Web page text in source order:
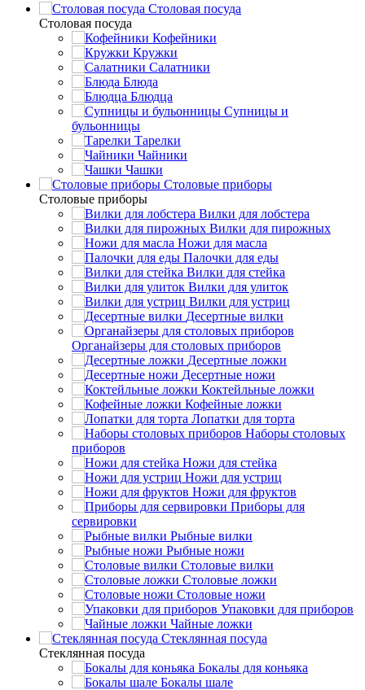
Столовая посуда
Столовая посуда
Кофейники
Кружки
Салатники
Блюда
Блюдца
Супницы и
бульонницы
Тарелки
Чайники
Чашки
Cтоловые приборы
Cтоловые приборы
Вилки для лобстера
Вилки для пирожных
Ножи для масла
Палочки для еды
Вилки для стейка
Вилки для улиток
Вилки для устриц
Десертные вилки
Органайзеры для столовых приборов
Десертные ложки
Десертные ножи
Коктейльные ложки
Кофейные ложки
Лопатки для торта
Наборы столовых
приборов
Ножи для стейка
Ножи для устриц
Ножи для фруктов
Приборы для
сервировки
Рыбные вилки
Рыбные ножи
Столовые вилки
Столовые ложки
Столовые ножи
Упаковки для приборов
Чайные ложки
Стеклянная посуда
Стеклянная посуда
Бокалы для коньяка
Бокалы шале